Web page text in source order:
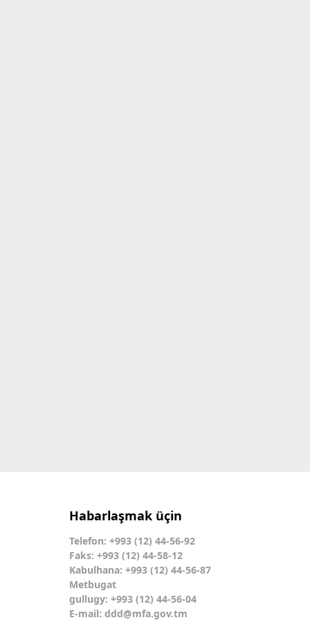
Habarlaşmak üçin
Telefon: +993 (12) 44-56-92
Faks: +993 (12) 44-58-12
Kabulhana: +993 (12) 44-56-87
Metbugat
gullugy: +993 (12) 44-56-04
E-mail: ddd@mfa.gov.tm